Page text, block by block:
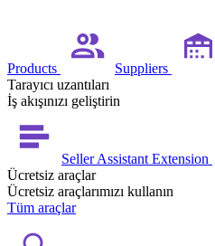
Products Suppliers
Tarayıcı uzantıları
İş akışınızı geliştirin
Seller Assistant Extension
Ücretsiz araçlar
Ücretsiz araçlarımızı kullanın
Tüm araçlar